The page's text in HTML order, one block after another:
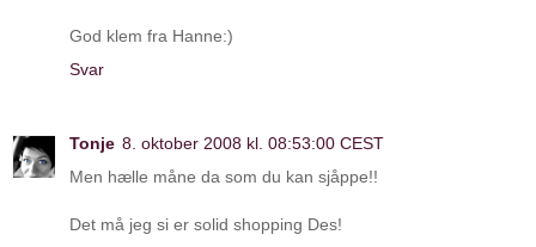
God klem fra Hanne:)
Svar
Tonje 8. oktober 2008 kl. 08:53:00 CEST
Men hælle måne da som du kan sjåppe!!
Det må jeg si er solid shopping Des!